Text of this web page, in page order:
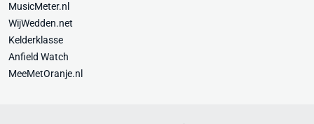
MusicMeter.nl
WijWedden.net
Kelderklasse
Anfield Watch
MeeMetOranje.nl